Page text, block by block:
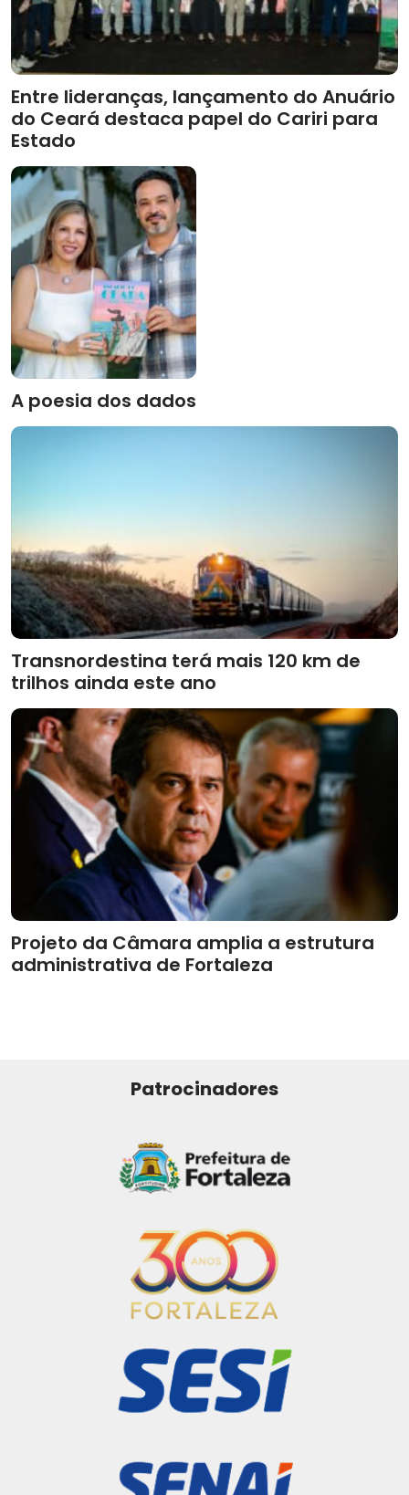
Entre lideranças, lançamento do Anuário
do Ceará destaca papel do Cariri para
Estado
A poesia dos dados
Transnordestina terá mais 120 km de
trilhos ainda este ano
Projeto da Câmara amplia a estrutura
administrativa de Fortaleza
Patrocinadores